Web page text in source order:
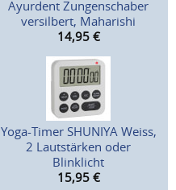
Ayurdent Zungenschaber
versilbert, Maharishi
14,95 €
Yoga-Timer SHUNIYA Weiss,
2 Lautstärken oder
Blinklicht
15,95 €